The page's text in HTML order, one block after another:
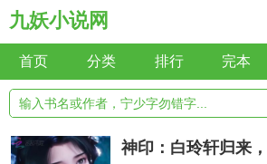
九妖小说网
首页 分类 排行 完本
神印：白玲轩归来